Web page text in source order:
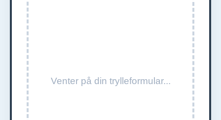
Venter på din trylleformular...